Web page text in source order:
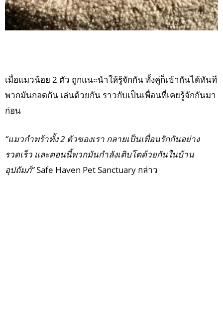
เมื่อแมวน้อย 2 ตัว ถูกแนะนำให้รู้จักกัน ทั้งคู่ก็เข้ากันได้ทันที
พวกมันกอดกัน เล่นด้วยกัน ราวกับเป็นเพื่อนที่เคยรู้จักกันมา
ก่อน
“แมวกำพร้าทั้ง 2 ตัวของเรา กลายเป็นเพื่อนรักกันอย่าง
รวดเร็ว และตอนนี้พวกมันกำลังเติบโตด้วยกันในบ้าน
อุปถัมภ์”Safe Haven Pet Sanctuary กล่าว